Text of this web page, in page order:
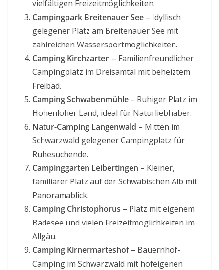
vielfältigen Freizeitmöglichkeiten.
Campingpark Breitenauer See – Idyllisch
gelegener Platz am Breitenauer See mit
zahlreichen Wassersportmöglichkeiten.
Camping Kirchzarten – Familienfreundlicher
Campingplatz im Dreisamtal mit beheiztem
Freibad.
Camping Schwabenmühle – Ruhiger Platz im
Hohenloher Land, ideal für Naturliebhaber.
Natur-Camping Langenwald – Mitten im
Schwarzwald gelegener Campingplatz für
Ruhesuchende.
Campinggarten Leibertingen – Kleiner,
familiärer Platz auf der Schwäbischen Alb mit
Panoramablick.
Camping Christophorus – Platz mit eigenem
Badesee und vielen Freizeitmöglichkeiten im
Allgäu.
Camping Kirnermarteshof– Bauernhof-
Camping im Schwarzwald mit hofeigenen